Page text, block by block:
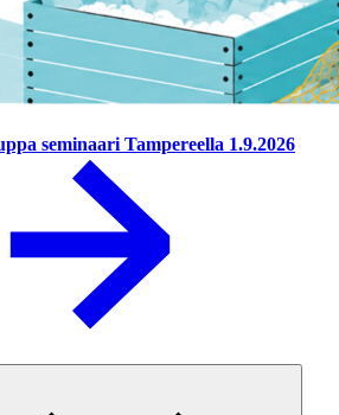
seminaari Tampereella 1.9.2026